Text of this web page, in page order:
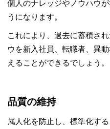
個人のナレッジやノウハウ
うになります。
これにより、過去に蓄積さ
ウを新入社員、転職者、異
えることができるでしょう。
品質の維持
属人化を防止し、標準化す